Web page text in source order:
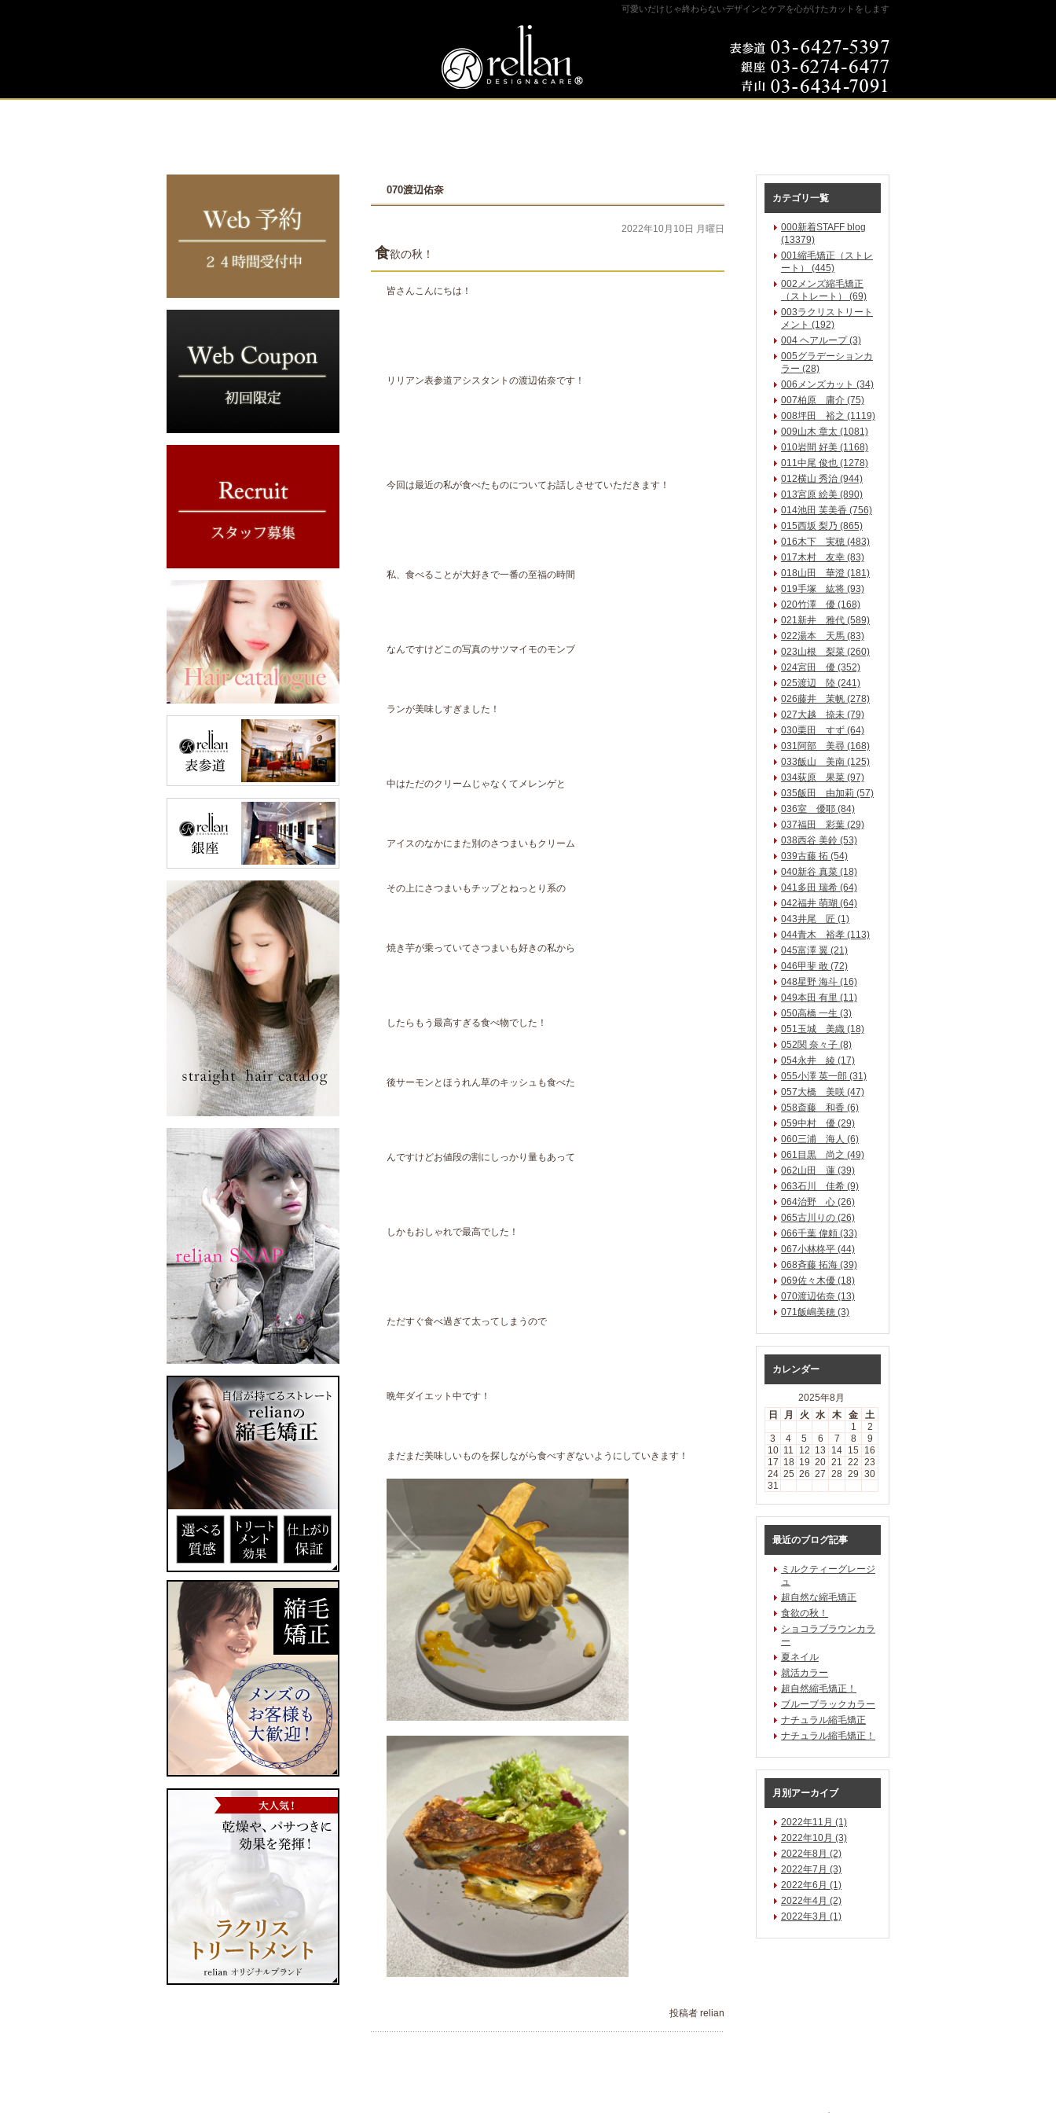
可愛いだけじゃ終わらないデザインとケアを心がけたカットをします
070渡辺佑奈
2022年10月10日 月曜日
食欲の秋！
皆さんこんにちは！
リリアン表参道アシスタントの渡辺佑奈です！
今回は最近の私が食べたものについてお話しさせていただきます！
私、食べることが大好きで一番の至福の時間
なんですけどこの写真のサツマイモのモンブ
ランが美味しすぎました！
中はただのクリームじゃなくてメレンゲと
アイスのなかにまた別のさつまいもクリーム
その上にさつまいもチップとねっとり系の
焼き芋が乗っていてさつまいも好きの私から
したらもう最高すぎる食べ物でした！
後サーモンとほうれん草のキッシュも食べた
んですけどお値段の割にしっかり量もあって
しかもおしゃれで最高でした！
ただすぐ食べ過ぎて太ってしまうので
晩年ダイエット中です！
まだまだ美味しいものを探しながら食べすぎないようにしていきます！
投稿者 relian
カテゴリ一覧
000新着STAFF blog
(13379)
001縮毛矯正（ストレ
ート） (445)
002メンズ縮毛矯正
（ストレート） (69)
003ラクリストリート
メント (192)
004 ヘアループ (3)
005グラデーションカ
ラー (28)
006メンズカット (34)
007柏原 庸介 (75)
008坪田 裕之 (1119)
009山木 章太 (1081)
010岩間 好美 (1168)
011中尾 俊也 (1278)
012横山 秀治 (944)
013宮原 絵美 (890)
014池田 芙美香 (756)
015西坂 梨乃 (865)
016木下 実穂 (483)
017木村 友幸 (83)
018山田 華澄 (181)
019手塚 紘将 (93)
020竹澤 優 (168)
021新井 雅代 (589)
022湯本 天馬 (83)
023山根 梨菜 (260)
024宮田 優 (352)
025渡辺 陸 (241)
026藤井 茉帆 (278)
027大越 捺未 (79)
030栗田 すず (64)
031阿部 美尋 (168)
033飯山 美南 (125)
034荻原 果菜 (97)
035飯田 由加莉 (57)
036室 優耶 (84)
037福田 彩葉 (29)
038西谷 美鈴 (53)
039古藤 拓 (54)
040新谷 真菜 (18)
041多田 瑞希 (64)
042福井 萌瑚 (64)
043井尾 匠 (1)
044青木 裕孝 (113)
045富澤 翼 (21)
046甲斐 敢 (72)
048星野 海斗 (16)
049本田 有里 (11)
050高橋 一生 (3)
051玉城 美織 (18)
052関 奈々子 (8)
054永井 綾 (17)
055小澤 英一郎 (31)
057大橋 美咲 (47)
058斎藤 和香 (6)
059中村 優 (29)
060三浦 海人 (6)
061目黒 尚之 (49)
062山田 蓮 (39)
063石川 佳希 (9)
064治野 心 (26)
065古川りの (26)
066千葉 偉頼 (33)
067小林柊平 (44)
068斉藤 拓海 (39)
069佐々木優 (18)
070渡辺佑奈 (13)
071飯嶋美穂 (3)
カレンダー
2025年8月
日
月 火 水 木 金
土
1
2
3
4 5 6 7 8
9
10 11 12 13 14 15
16
17 18 19 20 21 22 23
24 25 26 27 28 29 30
31
最近のブログ記事
ミルクティーグレージ
ュ
超自然な縮毛矯正
食欲の秋！
ショコラブラウンカラ
ー
夏ネイル
就活カラー
超自然縮毛矯正！
ブルーブラックカラー
ナチュラル縮毛矯正
ナチュラル縮毛矯正！
月別アーカイブ
2022年11月 (1)
2022年10月 (3)
2022年8月 (2)
2022年7月 (3)
2022年6月 (1)
2022年4月 (2)
2022年3月 (1)